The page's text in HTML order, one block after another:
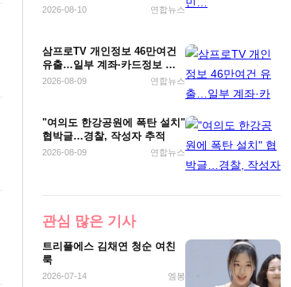
종영
2026-08-10 연합뉴스
삼프로TV 개인정보 46만여건
유출…일부 계좌·카드정보 포
함
2026-08-09 연합뉴스
"여의도 한강공원에 폭탄 설치"
협박글…경찰, 작성자 추적
2026-08-09 연합뉴스
관심 많은 기사
트리플에스 김채연 청순 여친
룩
2026-07-14 엠봉